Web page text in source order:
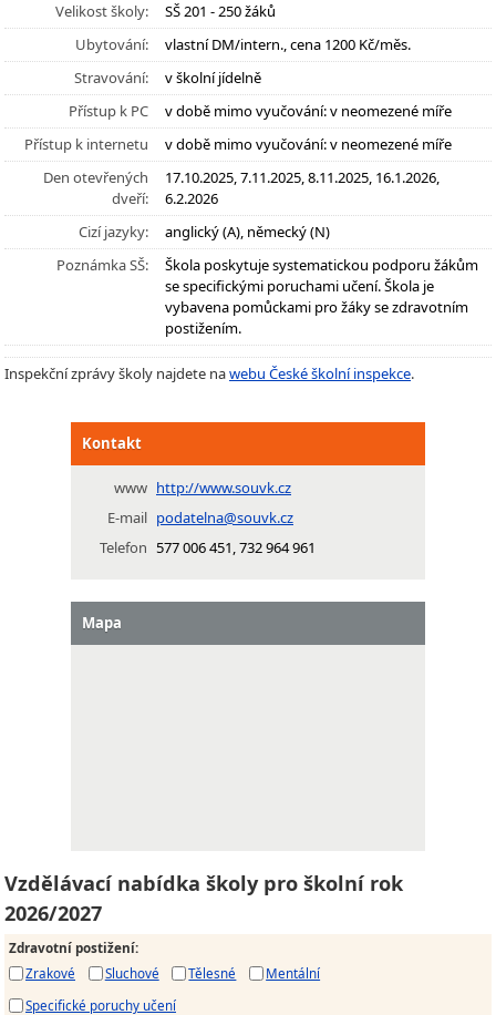
Velikost školy:
SŠ 201 - 250 žáků
Ubytování:
vlastní DM/intern., cena 1200 Kč/měs.
Stravování:
v školní jídelně
Přístup k PC
v době mimo vyučování: v neomezené míře
Přístup k internetu
v době mimo vyučování: v neomezené míře
Den otevřených
dveří:
17.10.2025, 7.11.2025, 8.11.2025, 16.1.2026,
6.2.2026
Cizí jazyky:
anglický (A), německý (N)
Poznámka SŠ:
Škola poskytuje systematickou podporu žákům
se specifickými poruchami učení. Škola je
vybavena pomůckami pro žáky se zdravotním
postižením.
Inspekční zprávy školy najdete nawebu České školní inspekce.
Kontakt
www http://www.souvk.cz
E-mail podatelna@souvk.cz
Telefon 577 006 451, 732 964 961
Mapa
Vzdělávací nabídka školy pro školní rok
2026/2027
Zdravotní postižení:
Zrakové
Sluchové Tělesné
Mentální
Specifické poruchy učení